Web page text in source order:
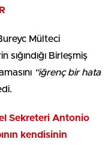
Mülteci
sığındığı Birleşmiş
“iğrenç bir hata
Sekreteri Antonio
kendisinin